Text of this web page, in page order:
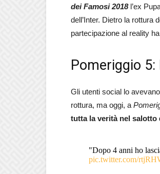
dei Famosi 2018l’ex
dell’Inter. Dietro la rottura
partecipazione al reality
Pomeriggio 5:
Gli utenti social lo
rottura, ma oggi, a
tutta la verità nel salotto
"Dopo 4 anni ho
pic.twitter.com/